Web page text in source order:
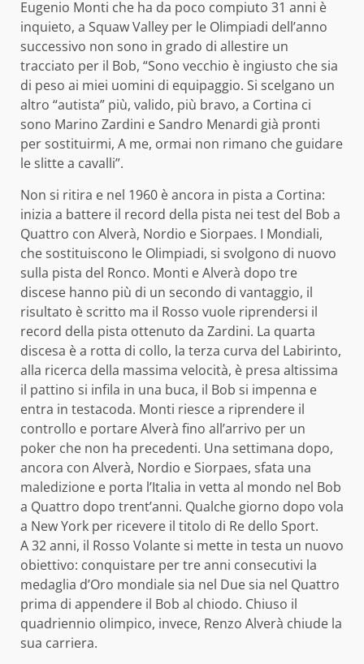
Eugenio Monti che ha da poco compiuto 31 anni è
inquieto, a Squaw Valley per le Olimpiadi dell’anno
successivo non sono in grado di allestire un
tracciato per il Bob, “Sono vecchio è ingiusto che sia
di peso ai miei uomini di equipaggio. Si scelgano un
altro “autista” più, valido, più bravo, a Cortina ci
sono Marino Zardini e Sandro Menardi già pronti
per sostituirmi, A me, ormai non rimano che guidare
le slitte a cavalli”.
Non si ritira e nel 1960 è ancora in pista a Cortina:
inizia a battere il record della pista nei test del Bob a
Quattro con Alverà, Nordio e Siorpaes. I Mondiali,
che sostituiscono le Olimpiadi, si svolgono di nuovo
sulla pista del Ronco. Monti e Alverà dopo tre
discese hanno più di un secondo di vantaggio, il
risultato è scritto ma il Rosso vuole riprendersi il
record della pista ottenuto da Zardini. La quarta
discesa è a rotta di collo, la terza curva del Labirinto,
alla ricerca della massima velocità, è presa altissima
il pattino si infila in una buca, il Bob si impenna e
entra in testacoda. Monti riesce a riprendere il
controllo e portare Alverà fino all’arrivo per un
poker che non ha precedenti. Una settimana dopo,
ancora con Alverà, Nordio e Siorpaes, sfata una
maledizione e porta l’Italia in vetta al mondo nel Bob
a Quattro dopo trent’anni. Qualche giorno dopo vola
a New York per ricevere il titolo di Re dello Sport.
A 32 anni, il Rosso Volante si mette in testa un nuovo
obiettivo: conquistare per tre anni consecutivi la
medaglia d’Oro mondiale sia nel Due sia nel Quattro
prima di appendere il Bob al chiodo. Chiuso il
quadriennio olimpico, invece, Renzo Alverà chiude la
sua carriera.